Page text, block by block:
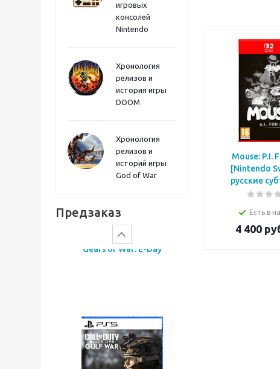
игровых
консолей
Nintendo
Хронология
релизов и
история игры
DOOM
Хронология
релизов и
историй игры
God of War
Предзаказ
Atomic Heart 2 PS5
Mouse: P.I.
[Nintendo
русские
Есть в
4 400